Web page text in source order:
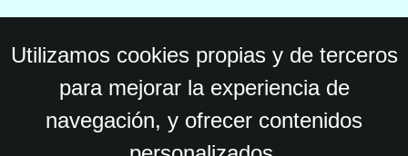
Utilizamos cookies propias y de terceros
para mejorar la experiencia de
navegación, y ofrecer contenidos